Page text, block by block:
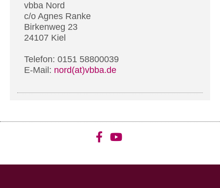
vbba Nord
c/o Agnes Ranke
Birkenweg 23
24107 Kiel
Telefon: 0151 58800039
E-Mail: nord(at)vbba.de